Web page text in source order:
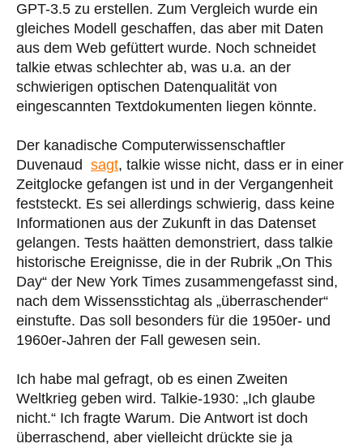
GPT-3.5 zu erstellen. Zum Vergleich wurde ein
gleiches Modell geschaffen, das aber mit Daten
aus dem Web gefüttert wurde. Noch schneidet
talkie etwas schlechter ab, was u.a. an der
schwierigen optischen Datenqualität von
eingescannten Textdokumenten liegen könnte.
Der kanadische Computerwissenschaftler
Duvenaud sagt, talkie wisse nicht, dass er in einer
Zeitglocke gefangen ist und in der Vergangenheit
feststeckt. Es sei allerdings schwierig, dass keine
Informationen aus der Zukunft in das Datenset
gelangen. Tests haätten demonstriert, dass talkie
historische Ereignisse, die in der Rubrik „On This
Day“ der New York Times zusammengefasst sind,
nach dem Wissensstichtag als „überraschender“
einstufte. Das soll besonders für die 1950er- und
1960er-Jahren der Fall gewesen sein.
Ich habe mal gefragt, ob es einen Zweiten
Weltkrieg geben wird. Talkie-1930: „Ich glaube
nicht.“ Ich fragte Warum. Die Antwort ist doch
überraschend, aber vielleicht drückte sie ja